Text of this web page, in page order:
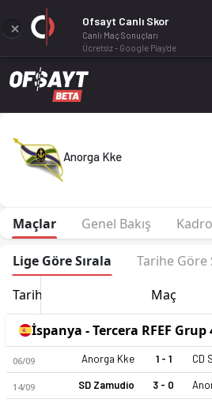
Anorga Kke 25-26 sezonu |
Anorga Kke
Maçlar Genel Bakış Kadro
Lige Göre Sırala Tarihe Göre
Tarih Maç
İspanya - Tercera RFEF Grup
06/09 Anorga Kke 1 - 1 CD
14/09 SD Zamudio 3 - 0
Ofsayt Canlı Skor
Canlı Maç Sonuçları
Ücretsiz - Google Play'de